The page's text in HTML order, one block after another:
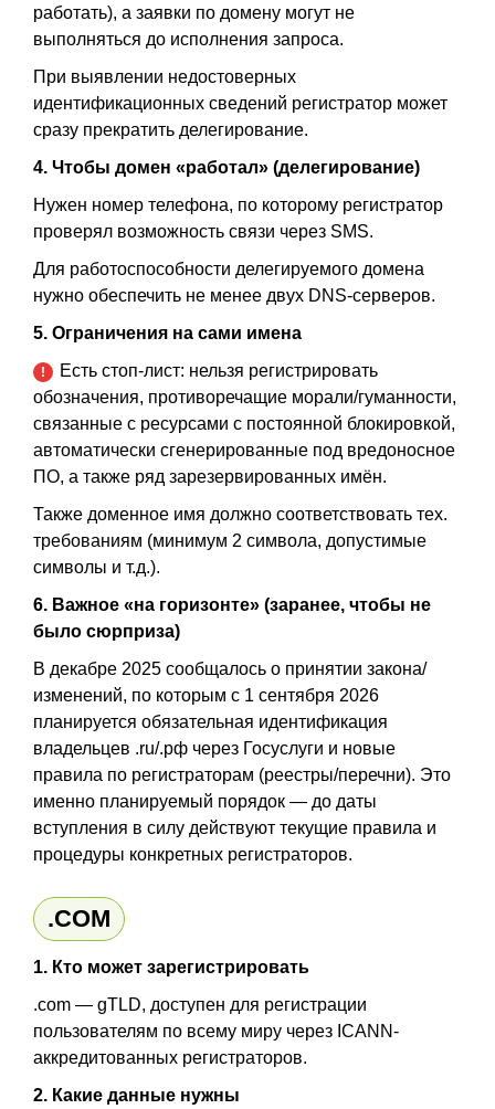
работать), а заявки по домену могут не
выполняться до исполнения запроса.
При выявлении недостоверных
идентификационных сведений регистратор может
сразу прекратить делегирование.
4. Чтобы домен «работал» (делегирование)
Нужен номер телефона, по которому регистратор
проверял возможность связи через SMS.
Для работоспособности делегируемого домена
нужно обеспечить не менее двух DNS-серверов.
5. Ограничения на сами имена
!
Есть стоп-лист: нельзя регистрировать
обозначения, противоречащие морали/гуманности,
связанные с ресурсами с постоянной блокировкой,
автоматически сгенерированные под вредоносное
ПО, а также ряд зарезервированных имён.
Также доменное имя должно соответствовать тех.
требованиям (минимум 2 символа, допустимые
символы и т.д.).
6. Важное «на горизонте» (заранее, чтобы не
было сюрприза)
В декабре 2025 сообщалось о принятии закона/
изменений, по которым с 1 сентября 2026
планируется обязательная идентификация
владельцев .ru/.рф через Госуслуги и новые
правила по регистраторам (реестры/перечни). Это
именно планируемый порядок — до даты
вступления в силу действуют текущие правила и
процедуры конкретных регистраторов.
.COM
1. Кто может зарегистрировать
.com — gTLD, доступен для регистрации
пользователям по всему миру через ICANN-
аккредитованных регистраторов.
2. Какие данные нужны